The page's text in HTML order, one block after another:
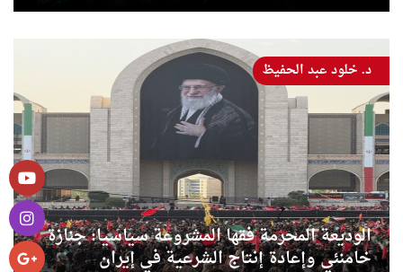
الوديعة المحرمة فقها المشروعة سياسيا: جنازة
خامنئي وإعادة إنتاج الشرعية في إيران
د. خلود عبد الحفيظ